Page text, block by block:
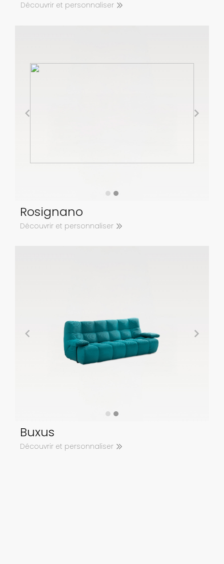
Découvrir et personnaliser
Rosignano
Découvrir et personnaliser
Buxus
Découvrir et personnaliser